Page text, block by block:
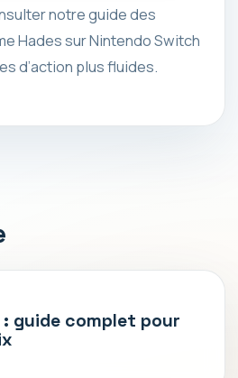
notre guide des
Hades sur Nintendo Switch
d’action plus fluides.
guide complet pour